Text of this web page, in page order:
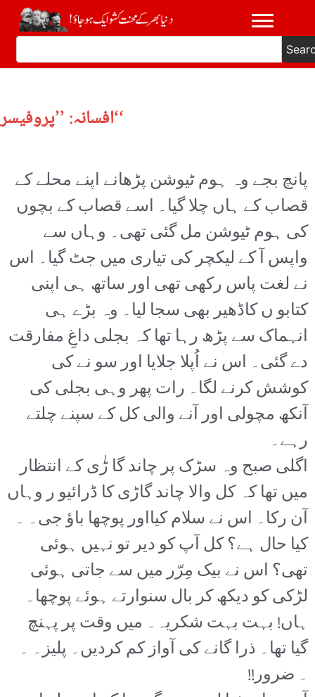
افسانہ: ’’پروفیسر‘‘
پانچ بجے وہ ہوم ٹیوشن پڑھانے اپنے محلے کے
قصاب کے ہاں چلا گیا۔ اسے قصاب کے بچوں
کی ہوم ٹیوشن مل گئی تھی۔ وہاں سے
واپس آ کے لیکچر کی تیاری میں جٹ گیا۔ اس
نے لغت پاس رکھی تھی اور ساتھ ہی اپنی
کتابو ں کاڈھیر بھی سجا لیا۔ وہ بڑے ہی
انہماک سے پڑھ رہا تھا کہ بجلی داغِ مفارقت
دے گئی۔ اس نے اُپلا جلایا اور سو نے کی
کوشش کرنے لگا۔ رات پھر وہی بجلی کی
آنکھ مچولی اور آنے والی کل کے سپنے چلتے
رہے۔
اگلی صبح وہ سڑک پر چاند گا ڑٰی کے انتظار
میں تھا کہ کل والا چاند گاڑی کا ڈرائیو ر وہاں
آن رکا۔ اس نے سلام کیااور پوچھا باؤ جی۔ ۔
کیا حال ہے؟ کل آپ کو دیر تو نہیں ہوئی
تھی؟ اس نے بیک مِرّر میں سے جاتی ہوئی
لڑکی کو دیکھ کر بال سنوارتے ہوئے پوچھا۔
ہاں! بہت بہت شکریہ۔ میں وقت پر پہنچ
گیا تھا۔ ذرا گانے کی آواز کم کردیں۔ پلیز۔ ۔
۔ ضرور!!